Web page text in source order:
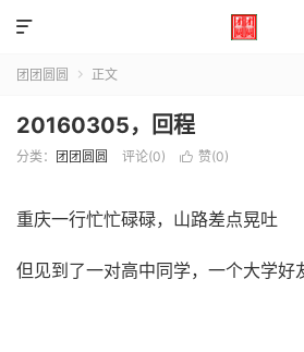

团团圆圆  正文
20160305，回程
分类： 团团圆圆 评论(0)  赞(0)
重庆一行忙忙碌碌，山路差点晃吐
但见到了一对高中同学，一个大学好